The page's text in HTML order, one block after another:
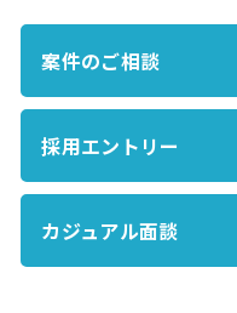
案件のご相談
採用エントリー
カジュアル面談